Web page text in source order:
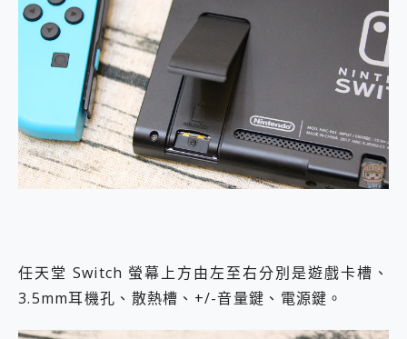
任天堂 Switch 螢幕上方由左至右分別是遊戲卡槽、
3.5mm耳機孔、散熱槽、+/-音量鍵、電源鍵。